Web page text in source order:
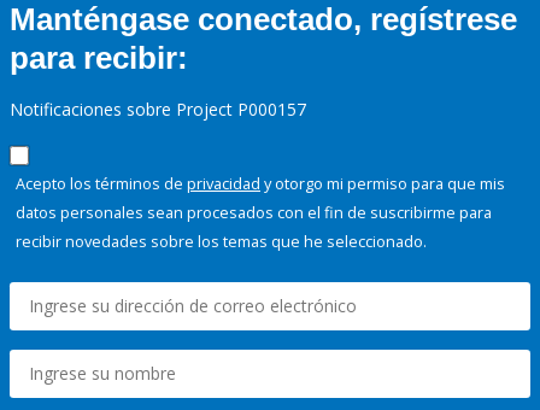
Manténgase conectado, regístrese
para recibir:
Notificaciones sobre Project P000157
Acepto los términos de privacidad y otorgo mi permiso para que mis
datos personales sean procesados con el fin de suscribirme para
recibir novedades sobre los temas que he seleccionado.